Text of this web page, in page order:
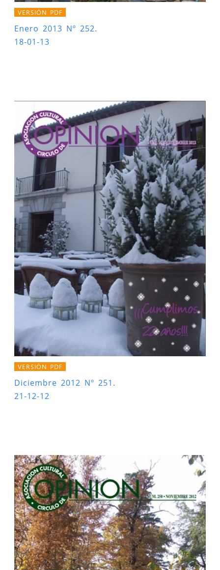
VERSIÓN PDF
Enero 2013 Nº 252.
18-01-13
VERSIÓN PDF
Diciembre 2012 Nº 251.
21-12-12